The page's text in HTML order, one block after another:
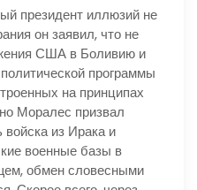
президент иллюзий не
он заявил, что не
США в Боливию и
программы
на принципах
Моралес призвал
из Ирака и
военные базы в
обмен словесными